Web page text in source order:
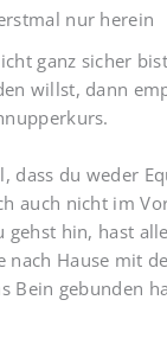
nur herein
ganz sicher
willst, dann
dass du weder
auch nicht im
gehst hin, hast
nach Hause mit
Bein gebunden